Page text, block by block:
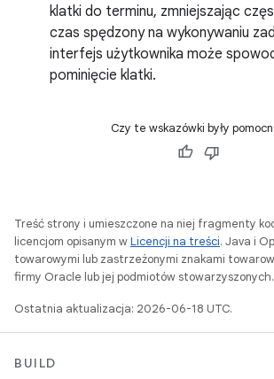
klatki do terminu, zmniejszając
czas spędzony na wykonywaniu
interfejs użytkownika może
pominięcie klatki.
Czy te wskazówki były
Treść strony i umieszczone na niej fragmenty
licencjom opisanym wLicencji na treści. Java i
towarowymi lub zastrzeżonymi znakami
firmy Oracle lub jej podmiotów stowarzyszonych.
Ostatnia aktualizacja: 2026-06-18 UTC.
BUILD